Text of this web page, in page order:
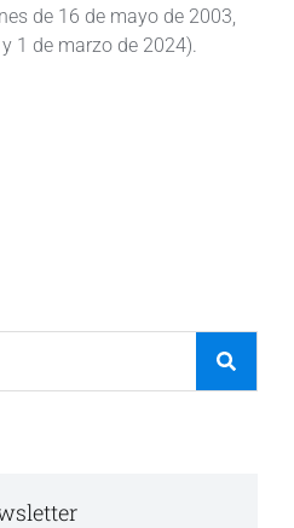
de 16 de mayo de 2003,
1 de marzo de 2024).